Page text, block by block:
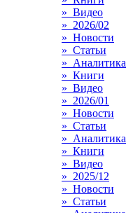
» Видео
» 2026/02
» Новости
» Статьи
» Аналитика
» Книги
» Видео
» 2026/01
» Новости
» Статьи
» Аналитика
» Книги
» Видео
» 2025/12
» Новости
» Статьи